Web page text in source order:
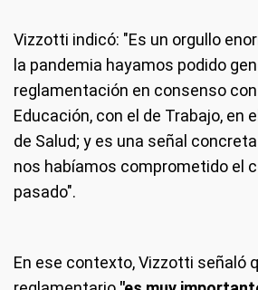
Vizzotti indicó: "Es un orgullo
la pandemia hayamos podido
reglamentación en consenso
Educación, con el de Trabajo, en
de Salud; y es una señal
nos habíamos comprometido el
pasado".
En ese contexto, Vizzotti señaló